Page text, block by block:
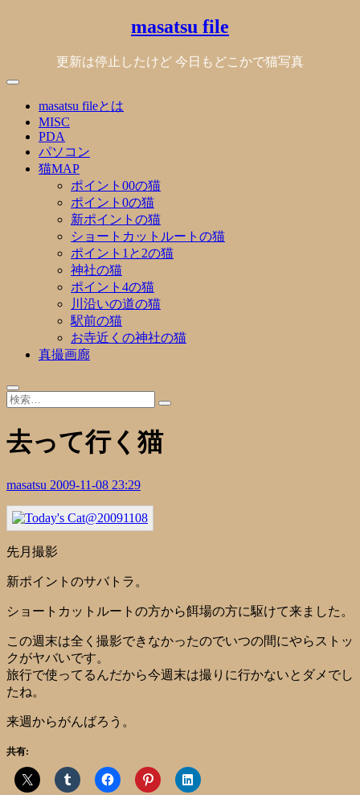
masatsu file
更新は停止したけど 今日もどこかで猫写真
masatsu fileとは
MISC
PDA
パソコン
猫MAP
ポイント00の猫
ポイント0の猫
新ポイントの猫
ショートカットルートの猫
ポイント1と2の猫
神社の猫
ポイント4の猫
川沿いの道の猫
駅前の猫
お寺近くの神社の猫
真撮画廊
去って行く猫
masatsu 2009-11-08 23:29
先月撮影
新ポイントのサバトラ。
ショートカットルートの方から餌場の方に駆けて来ました。
この週末は全く撮影できなかったのでいつの間にやらストッ
クがヤバいです。
旅行で使ってるんだから今週末は撮りに行かないとダメでし
たね。
来週からがんばろう。
共有: